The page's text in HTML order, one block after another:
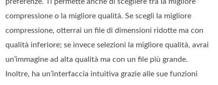
preferenze. Ti permette anche di scegliere tra la migliore
compressione o la migliore qualità. Se scegli la migliore
compressione, otterrai un file di dimensioni ridotte ma con
qualità inferiore; se invece selezioni la migliore qualità, avrai
un’immagine ad alta qualità ma con un file più grande.
Inoltre, ha un’interfaccia intuitiva grazie alle sue funzioni